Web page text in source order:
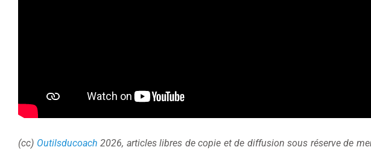
(cc) Outilsducoach 2026, articles libres de copie et de diffusion sous réserve de